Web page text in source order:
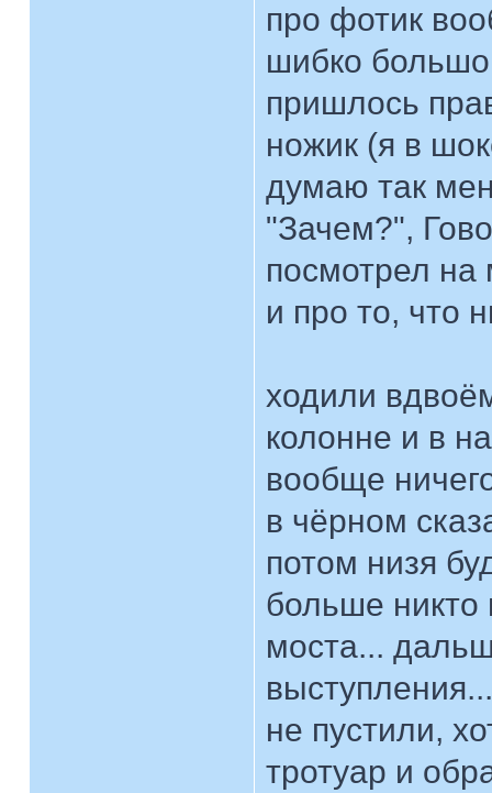
про фотик
шибко
пришлось
ножик (я в
думаю так
"Зачем?",
посмотрел
и про то, что
ходили
колонне и в
вообще
в чёрном
потом низя
больше никто
моста...
не пустили,
тротуар и